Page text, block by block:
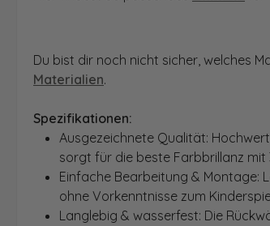
Du bist dir noch nicht sicher, welches
Materialien.
Spezifikationen:
Ausgezeichnete Qualität:
sorgt für die beste Farbbrillanz mit
Einfache Bearbeitung & Montage:
ohne Vorkenntnisse zum
Langlebig & wasserfest: Die